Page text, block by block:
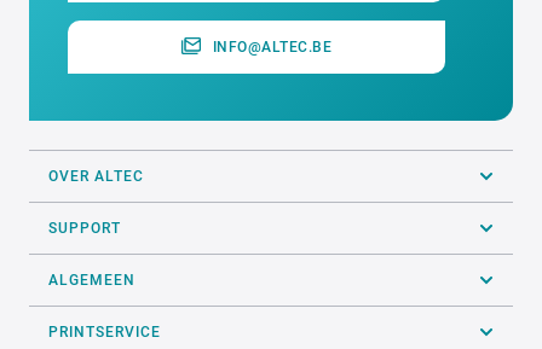
INFO@ALTEC.BE
OVER ALTEC
SUPPORT
ALGEMEEN
PRINTSERVICE